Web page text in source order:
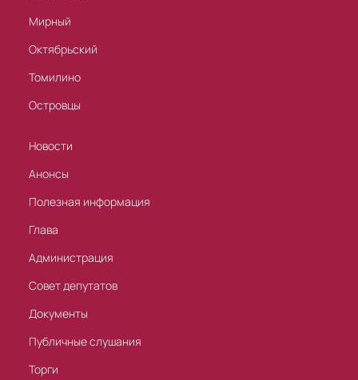
Мирный
Октябрьский
Томилино
Островцы
Новости
Анонсы
Полезная информация
Глава
Администрация
Совет депутатов
Документы
Публичные слушания
Торги